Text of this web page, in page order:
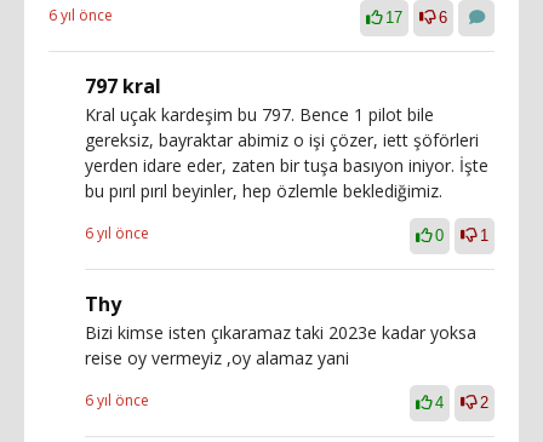
6 yıl önce 17 6
797 kral
Kral uçak kardeşim bu 797. Bence 1 pilot bile
gereksiz, bayraktar abimiz o işi çözer, iett şöförleri
yerden idare eder, zaten bir tuşa basıyon iniyor. İşte
bu pırıl pırıl beyinler, hep özlemle beklediğimiz.
6 yıl önce 0 1
Thy
Bizi kimse isten çıkaramaz taki 2023e kadar yoksa
reise oy vermeyiz ,oy alamaz yani
6 yıl önce 4 2